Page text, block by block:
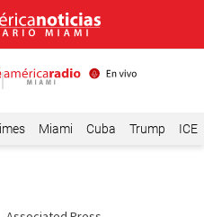
Miami Cuba Trump ICE